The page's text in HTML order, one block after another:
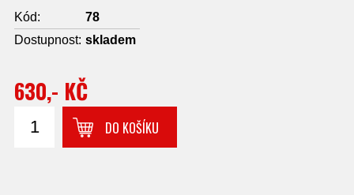
Kód:
78
Dostupnost: skladem
630,- KČ
DO KOŠÍKU